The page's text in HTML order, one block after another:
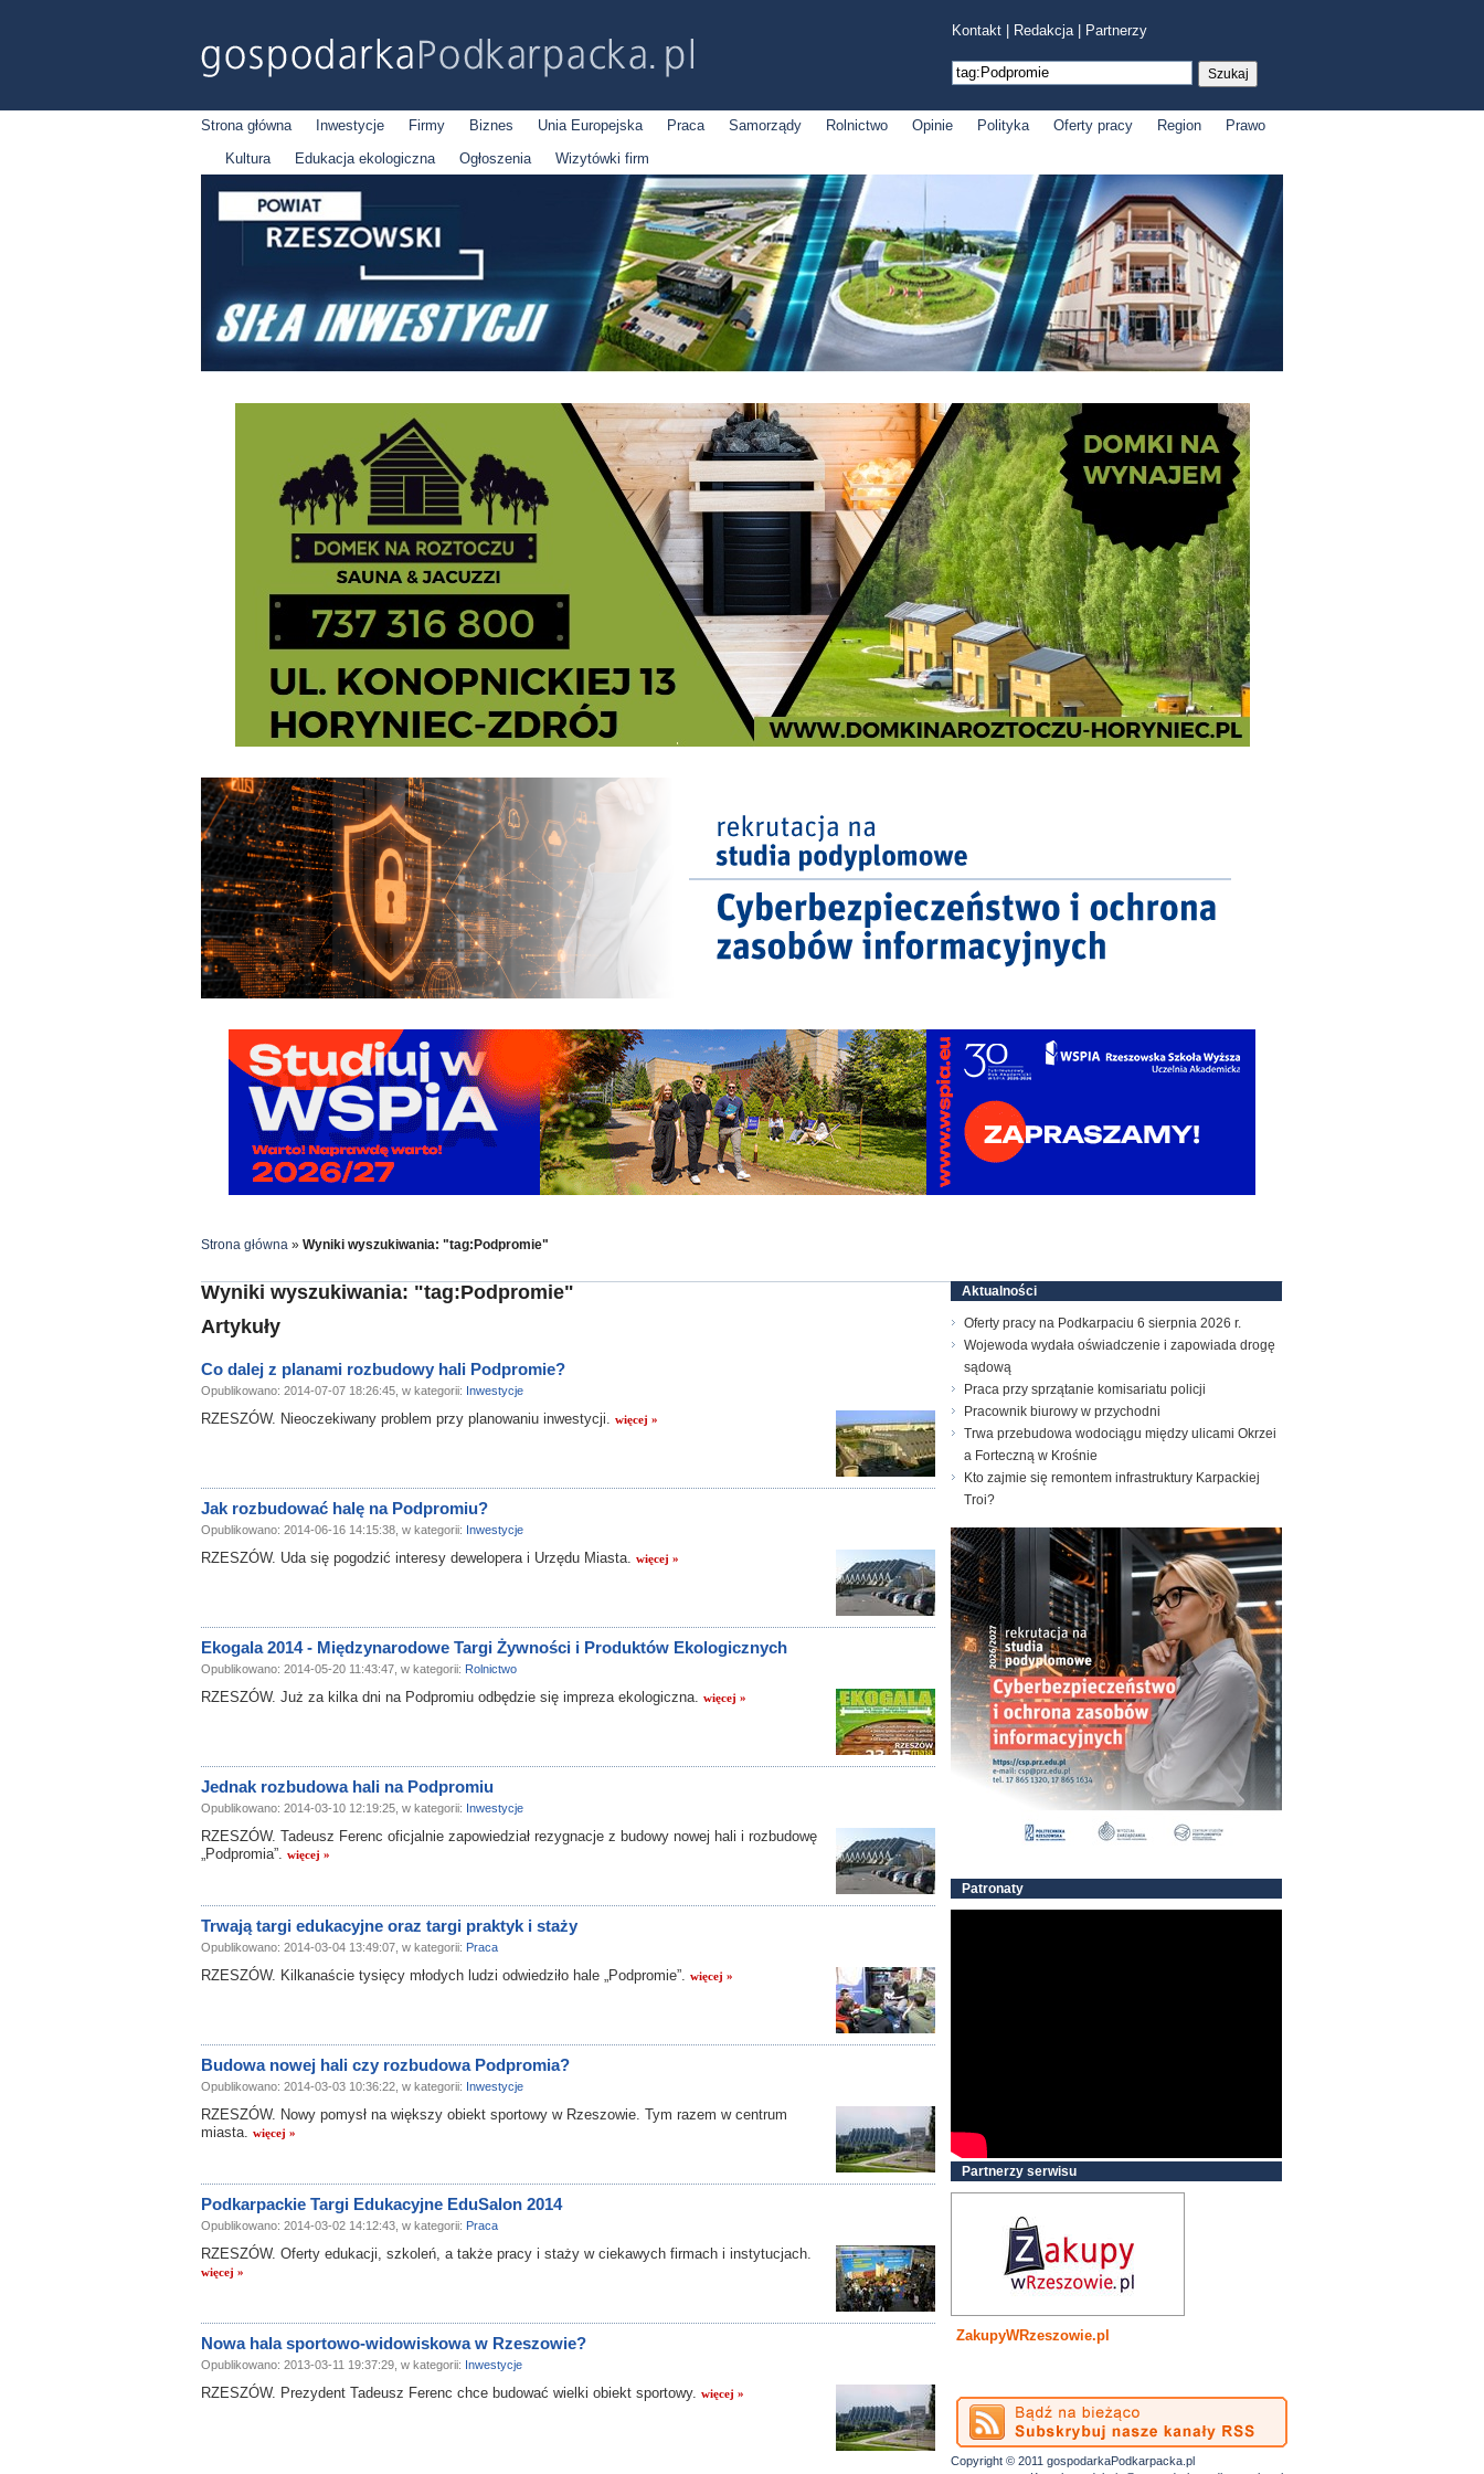
Kontakt Redakcja| Partnerzy
Strona główna Inwestycje Firmy Biznes Unia Europejska Praca Samorządy Rolnictwo Opinie Polityka Oferty pracy Region
Prawo
Kultura
Edukacja ekologiczna Ogłoszenia Wizytówki firm
Strona główna » Wyniki wyszukiwania: "tag:Podpromie"
Wyniki wyszukiwania: "tag:Podpromie"
Artykuły
Co dalej z planami rozbudowy hali Podpromie?
Opublikowano: 2014-07-07 18:26:45, w kategorii: Inwestycje
RZESZÓW. Nieoczekiwany problem przy planowaniu inwestycji. więcej »
Jak rozbudować halę na Podpromiu?
Opublikowano: 2014-06-16 14:15:38, w kategorii: Inwestycje
RZESZÓW. Uda się pogodzić interesy dewelopera i Urzędu Miasta. więcej »
Ekogala 2014 - Międzynarodowe Targi Żywności i Produktów Ekologicznych
Opublikowano: 2014-05-20 11:43:47, w kategorii: Rolnictwo
RZESZÓW. Już za kilka dni na Podpromiu odbędzie się impreza ekologiczna. więcej »
Jednak rozbudowa hali na Podpromiu
Opublikowano: 2014-03-10 12:19:25, w kategorii: Inwestycje
RZESZÓW. Tadeusz Ferenc oficjalnie zapowiedział rezygnacje z budowy nowej hali i rozbudowę
„Podpromia”. więcej »
Trwają targi edukacyjne oraz targi praktyk i staży
Opublikowano: 2014-03-04 13:49:07, w kategorii: Praca
RZESZÓW. Kilkanaście tysięcy młodych ludzi odwiedziło hale „Podpromie”. więcej »
Budowa nowej hali czy rozbudowa Podpromia?
Opublikowano: 2014-03-03 10:36:22, w kategorii: Inwestycje
RZESZÓW. Nowy pomysł na większy obiekt sportowy w Rzeszowie. Tym razem w centrum
miasta. więcej »
Podkarpackie Targi Edukacyjne EduSalon 2014
Opublikowano: 2014-03-02 14:12:43, w kategorii: Praca
RZESZÓW. Oferty edukacji, szkoleń, a także pracy i staży w ciekawych firmach i instytucjach.
więcej »
Nowa hala sportowo-widowiskowa w Rzeszowie?
Opublikowano: 2013-03-11 19:37:29, w kategorii: Inwestycje
RZESZÓW. Prezydent Tadeusz Ferenc chce budować wielki obiekt sportowy. więcej »
Aktualności
Oferty pracy na Podkarpaciu 6 sierpnia 2026 r.
Wojewoda wydała oświadczenie i zapowiada drogę
sądową
Praca przy sprzątanie komisariatu policji
Pracownik biurowy w przychodni
Trwa przebudowa wodociągu między ulicami Okrzei
a Forteczną w Krośnie
Kto zajmie się remontem infrastruktury Karpackiej
Troi?
Patronaty
Partnerzy serwisu
ZakupyWRzeszowie.pl
Copyright © 2011 gospodarkaPodkarpacka.pl